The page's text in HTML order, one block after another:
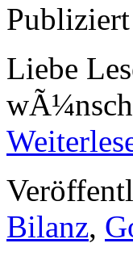
Liebe
Bilanz,